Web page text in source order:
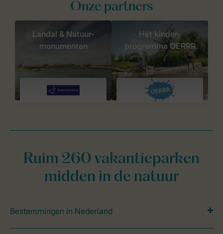
Onze partners
Landal & Natuur-
monumenten
Hét kinder-
programma OERRR
Ruim 260 vakantieparken
midden in de natuur
Bestemmingen in Nederland